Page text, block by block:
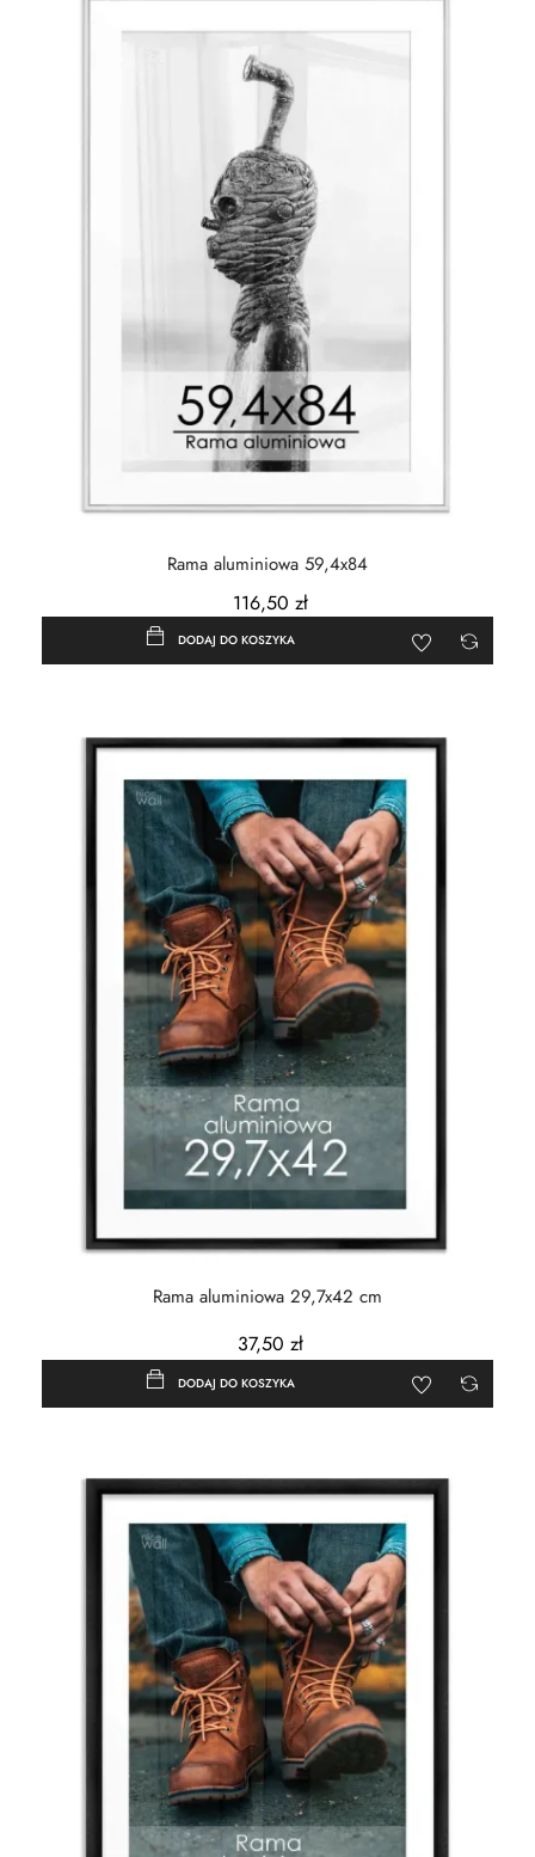
Rama aluminiowa 59,4x84
116,50 zł
DODAJ DO KOSZYKA
Rama aluminiowa 29,7x42 cm
37,50 zł
DODAJ DO KOSZYKA